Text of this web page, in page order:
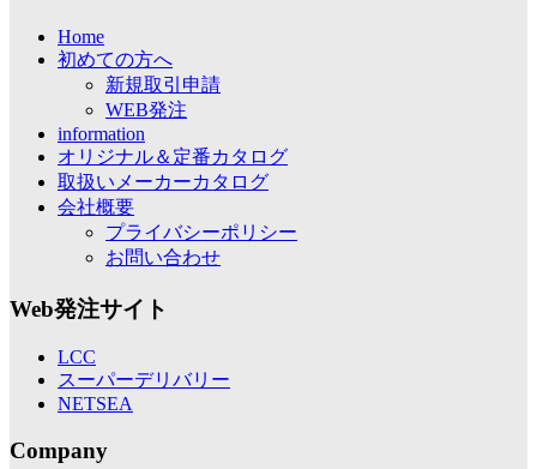
Home
初めての方へ
新規取引申請
WEB発注
information
オリジナル＆定番カタログ
取扱いメーカーカタログ
会社概要
プライバシーポリシー
お問い合わせ
Web発注サイト
LCC
スーパーデリバリー
NETSEA
Company